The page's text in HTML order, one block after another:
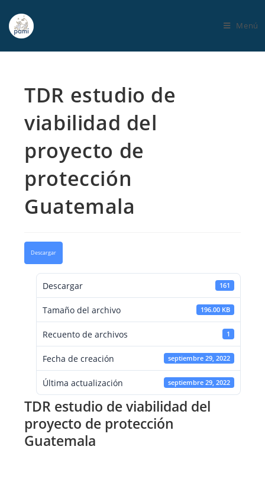
Menú
TDR estudio de
viabilidad del
proyecto de
protección
Guatemala
Descargar
Descargar 161
Tamaño del archivo 196.00 KB
Recuento de archivos 1
Fecha de creación septiembre 29, 2022
Última actualización septiembre 29, 2022
TDR estudio de viabilidad del
proyecto de protección
Guatemala